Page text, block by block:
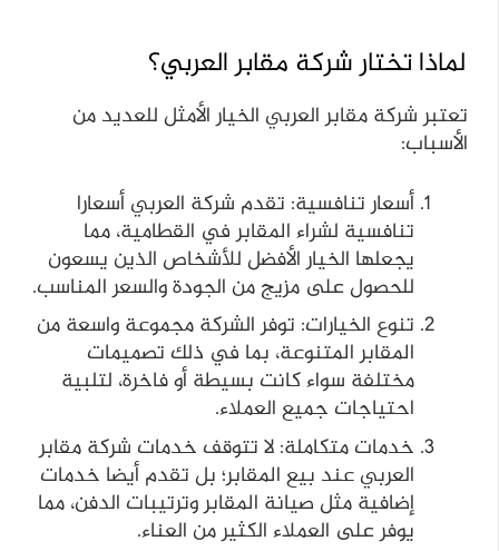
لماذا تختار شركة مقابر العربي؟
تعتبر شركة مقابر العربي الخيار الأمثل للعديد من
الأسباب:
أسعار تنافسية: تقدم شركة العربي أسعارا
تنافسية لشراء المقابر في القطامية، مما
يجعلها الخيار الأفضل للأشخاص الذين يسعون
للحصول على مزيج من الجودة والسعر المناسب.
تنوع الخيارات: توفر الشركة مجموعة واسعة من
المقابر المتنوعة، بما في ذلك تصميمات
مختلفة سواء كانت بسيطة أو فاخرة، لتلبية
احتياجات جميع العملاء.
خدمات متكاملة: لا تتوقف خدمات شركة مقابر
العربي عند بيع المقابر؛ بل تقدم أيضا خدمات
إضافية مثل صيانة المقابر وترتيبات الدفن، مما
يوفر على العملاء الكثير من العناء.